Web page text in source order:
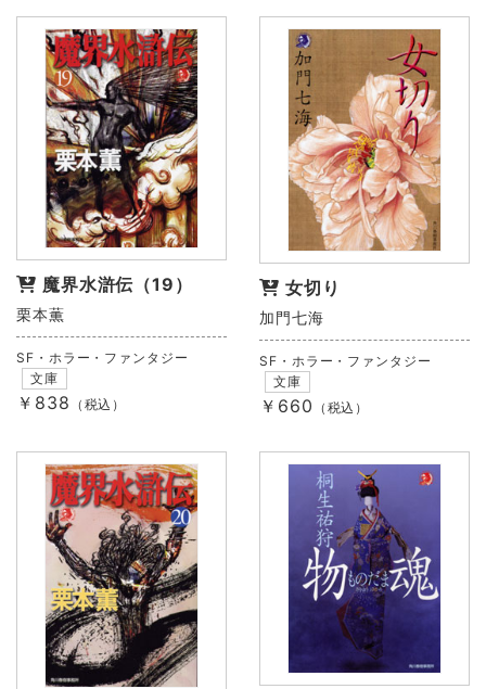
魔界水滸伝（19）
栗本薫
SF・ホラー・ファンタジー
文庫
￥838 （税込）
女切り
加門七海
SF・ホラー・ファンタジー
文庫
￥660 （税込）